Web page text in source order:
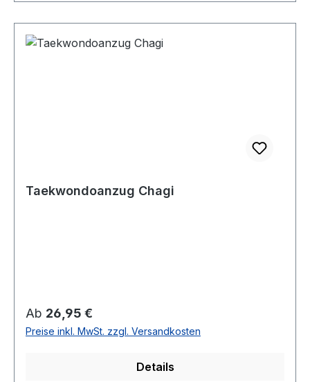
Taekwondoanzug Chagi
Regulärer Preis:
Ab 26,95 €
Preise inkl. MwSt. zzgl. Versandkosten
Details